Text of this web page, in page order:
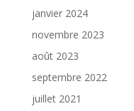
janvier 2024
novembre 2023
août 2023
septembre 2022
juillet 2021